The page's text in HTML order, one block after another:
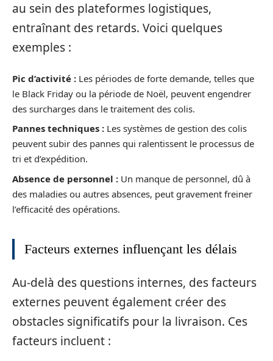
au sein des plateformes logistiques,
entraînant des retards. Voici quelques
exemples :
Pic d’activité : Les périodes de forte demande, telles que
le Black Friday ou la période de Noël, peuvent engendrer
des surcharges dans le traitement des colis.
Pannes techniques : Les systèmes de gestion des colis
peuvent subir des pannes qui ralentissent le processus de
tri et d’expédition.
Absence de personnel : Un manque de personnel, dû à
des maladies ou autres absences, peut gravement freiner
l’efficacité des opérations.
Facteurs externes influençant les délais
Au-delà des questions internes, des facteurs
externes peuvent également créer des
obstacles significatifs pour la livraison. Ces
facteurs incluent :